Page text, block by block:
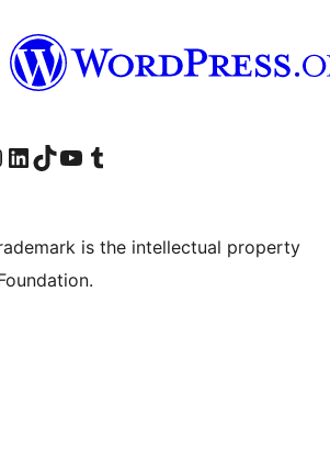
pagina bezoeken
ons Instagram account
Bezoek ons LinkedIn account
Bezoek ons TikTok account
Bezoek ons YouTube kanaalBezoek ons Tumblr account
is the intellectual property